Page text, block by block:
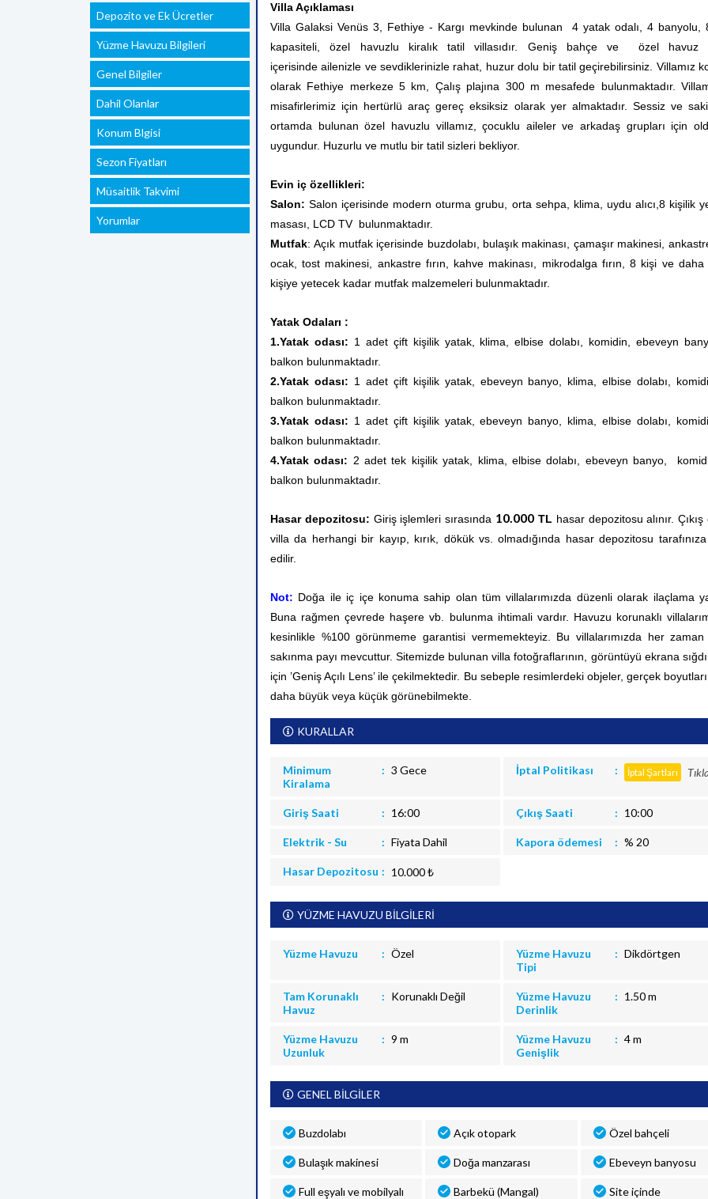
Depozito ve Ek Ücretler
Yüzme Havuzu Bilgileri
Genel Bilgiler
Dahil Olanlar
Konum Blgisi
Sezon Fiyatları
Müsaitlik Takvimi
Yorumlar
Villa Açıklaması
Villa Galaksi Venüs 3, Fethiye - Kargı mevkinde bulunan 4 yatak odalı, 4 banyolu,
kapasiteli, özel havuzlu kiralık tatil villasıdır. Geniş bahçe ve özel havuz
içerisindeailenizle ve sevdiklerinizle rahat, huzur dolu bir tatil geçirebilirsiniz. Villamız
olarak Fethiye merkeze 5 km, Çalış plajına 300 m mesafede bulunmaktadır.
misafirlerimiz için hertürlü araç gereç eksiksiz olarak yer almaktadır. Sessiz ve
ortamda bulunan özel havuzlu villamız, çocuklu aileler ve arkadaş grupları için
uygundur. Huzurlu ve mutlu bir tatil sizleri bekliyor.
Evin iç özellikleri:
Salon: Salon içerisinde modern oturma grubu, orta sehpa, klima, uydu alıcı,8 kişilik
masası, LCD TV bulunmaktadır.
Mutfak:Açık mutfak içerisinde buzdolabı, bulaşık makinası, çamaşır makinesi,
ocak, tost makinesi, ankastre fırın, kahve makinası, mikrodalga fırın,8 kişi ve daha
kişiye yetecek kadar mutfak malzemeleri bulunmaktadır.
Yatak Odaları :
1.Yatak odası: 1 adet çift kişilik yatak, klima, elbise dolabı, komidin, ebeveyn
balkon bulunmaktadır.
2.Yatak odası: 1 adet çiftkişilik yatak, ebeveyn banyo, klima,elbise dolabı,
balkon bulunmaktadır.
3.Yatak odası: 1 adet çift kişilik yatak, ebeveyn banyo, klima,elbise dolabı,
balkon bulunmaktadır.
4.Yatak odası: 2 adet tek kişilik yatak, klima, elbise dolabı, ebeveyn banyo,
balkon bulunmaktadır.
Hasar depozitosu: Giriş işlemleri sırasında 10.000 TL hasar depozitosu alınır.
villa da herhangi bir kayıp, kırık, dökük vs. olmadığında hasar depozitosu
edilir.
Not: Doğa ile iç içe konuma sahip olan tüm villalarımızda düzenli olarak ilaçlama
Buna rağmen çevrede haşere vb. bulunma ihtimali vardır. Havuzu korunaklı
kesinlikle %100 görünmeme garantisi vermemekteyiz. Bu villalarımızda her
sakınma payı mevcuttur. Sitemizde bulunan villa fotoğraflarının, görüntüyü ekrana
için ’Geniş Açılı Lens’ ile çekilmektedir. Bu sebeple resimlerdeki objeler, gerçek
daha büyük veya küçük görünebilmekte.
KURALLAR
Minimum
Kiralama
3 Gece İptal Politikası İptal Şartları
Giriş Saati 16:00 Çıkış Saati 10:00
Elektrik - Su Fiyata Dahil Kapora ödemesi % 20
Hasar Depozitosu 10.000 ₺
YÜZME HAVUZU BİLGİLERİ
Yüzme Havuzu Özel
Yüzme Havuzu
Tipi
Dikdörtgen
Tam Korunaklı
Havuz
Korunaklı Değil
Yüzme Havuzu
Derinlik
1.50 m
Yüzme Havuzu
Uzunluk
9 m
Yüzme Havuzu
Genişlik
4 m
GENEL BİLGİLER
Buzdolabı Açık otopark Özel bahçeli
Bulaşık makinesi Doğa manzarası Ebeveyn banyosu
Full eşyalı ve mobilyalı Barbekü (Mangal) Site içinde